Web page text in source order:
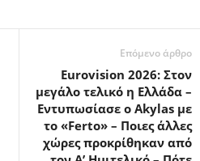
Επόμενο άρθρο
Eurovision 2026: Στον
μεγάλο τελικό η Ελλάδα –
Εντυπωσίασε ο Akylas με
το «Ferto» – Ποιες άλλες
χώρες προκρίθηκαν από